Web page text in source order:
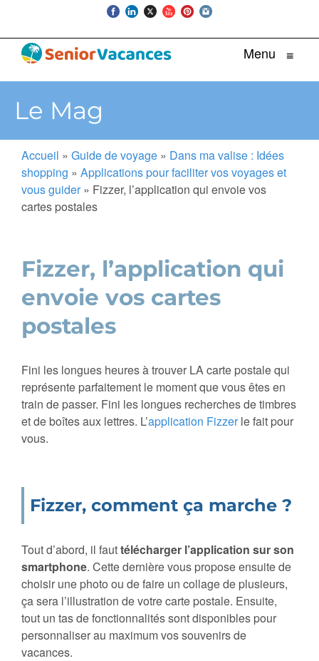
Menu ≡
Le Mag
Accueil » Guide de voyage » Dans ma valise : Idées
shopping » Applications pour faciliter vos voyages et
vous guider» Fizzer, l’application qui envoie vos
cartes postales
Fizzer, l’application qui
envoie vos cartes
postales
Fini les longues heures à trouver LA carte postale qui
représente parfaitement le moment que vous êtes en
train de passer. Fini les longues recherches de timbres
et de boîtes aux lettres. L’application Fizzerle fait pour
vous.
Fizzer, comment ça marche ?
Tout d’abord, il fauttélécharger l’application sur son
smartphone. Cette dernière vous propose ensuite de
choisir une photo ou de faire un collage de plusieurs,
ça sera l’illustration de votre carte postale. Ensuite,
tout un tas de fonctionnalités sont disponibles pour
personnaliser au maximum vos souvenirs de
vacances.